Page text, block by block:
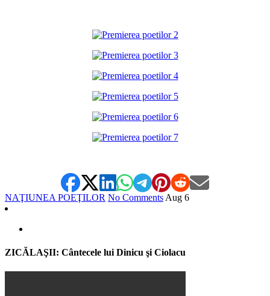
NAŢIUNEA POEŢILOR No Comments Aug 6
ZICĂLAŞII: Cântecele lui Dinicu şi Ciolacu